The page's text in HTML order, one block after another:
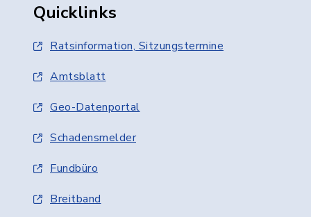
Quicklinks
Ratsinformation, Sitzungstermine
Amtsblatt
Geo-Datenportal
Schadensmelder
Fundbüro
Breitband